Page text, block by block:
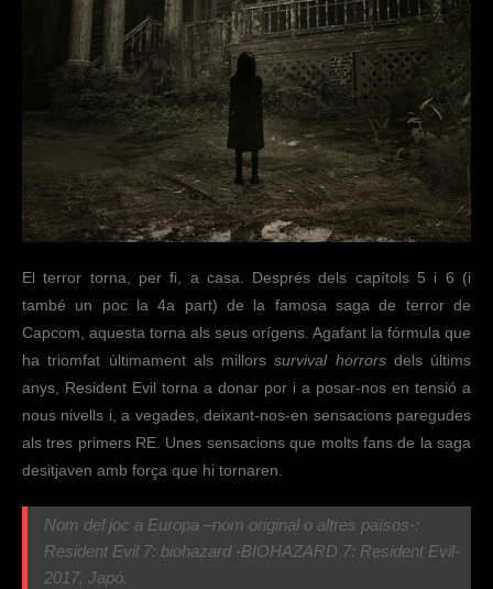
El terror torna, per fi, a casa. Després dels capítols 5 i 6 (i
també un poc la 4a part) de la famosa saga de terror de
Capcom, aquesta torna als seus orígens. Agafant la fórmula que
ha triomfat últimament als millorssurvival horrorsdels últims
anys, Resident Evil torna a donar por i a posar-nos en tensió a
nous nivells i, a vegades, deixant-nos-en sensacions paregudes
als tres primers RE. Unes sensacions que molts fans de la saga
desitjaven amb força que hi tornaren.
Nom del joc a Europa –nom original o altres països-:
Resident Evil 7: biohazard-BIOHAZARD 7: Resident Evil-
2017, Japó.